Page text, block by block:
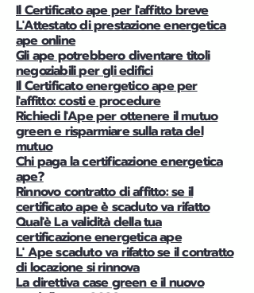
Il Certificato ape per l'affitto breve
L'Attestato di prestazione energetica
ape online
Gli ape potrebbero diventare titoli
negoziabili per gli edifici
Il Certificato energetico ape per
l'affitto: costi e procedure
Richiedi l'Ape per ottenere il mutuo
green e risparmiare sulla rata del
mutuo
Chi paga la certificazione energetica
ape?
Rinnovo contratto di affitto: se il
certificato ape è scaduto va rifatto
Qual'è La validità della tua
certificazione energetica ape
L' Ape scaduto va rifatto se il contratto
di locazione si rinnova
La direttiva case green e il nuovo